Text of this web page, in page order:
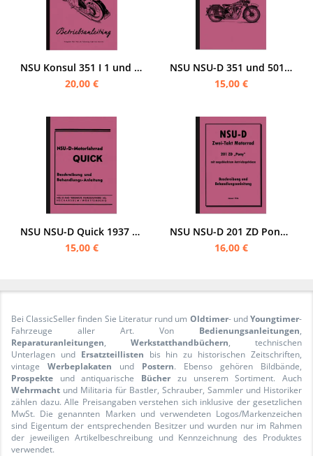
NSU Konsul 351 I 1 und 501 OS-T II 2 Bedienungsanleitung
20,00 €
NSU NSU-D 351 und 501 OSL Bedienungsanleitung
15,00 €
NSU NSU-D Quick 1937 Bedienungsanleitung
15,00 €
NSU NSU-D 201 ZD Pony Bedienungsanleitung Motorrad
16,00 €
Bei ClassicSeller finden Sie Literatur rund um Oldtimer- undYoungtimer-
Fahrzeuge aller Art. Von Bedienungsanleitungen,
Reparaturanleitungen, Werkstatthandbüchern, technischen
Unterlagen und Ersatzteillisten bis hin zu historischen Zeitschriften,
vintage Werbeplakaten und Postern. Ebenso gehören Bildbände,
Prospekte und antiquarische Bücher zu unserem Sortiment. Auch
Wehrmacht und Militaria für Bastler, Schrauber, Sammler und Historiker
zählen dazu. Alle Preisangaben verstehen sich inklusive der gesetzlichen
MwSt. Die genannten Marken und verwendeten Logos/Markenzeichen
sind Eigentum der entsprechenden Besitzer und wurden nur im Rahmen
der jeweiligen Artikelbeschreibung und Kennzeichnung des Produktes
verwendet.